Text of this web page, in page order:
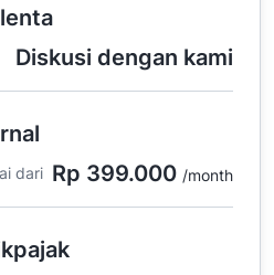
Diskusi dengan kami
dari Rp 399.000 /month